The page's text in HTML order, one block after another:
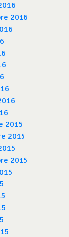
2016
2015
2015
2015